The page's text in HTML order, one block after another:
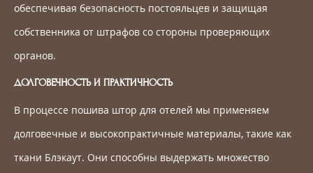
обеспечивая безопасность постояльцев и защищая
собственника от штрафов со стороны проверяющих
органов.
ДОЛГОВЕЧНОСТЬ И ПРАКТИЧНОСТЬ
В процессе пошива штор для отелей мы применяем
долговечные и высокопрактичные материалы, такие как
ткани Блэкаут. Они способны выдержать множество